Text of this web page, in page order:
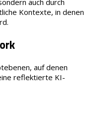
auch durch
Kontexte, in denen
auf denen
reflektierte KI-